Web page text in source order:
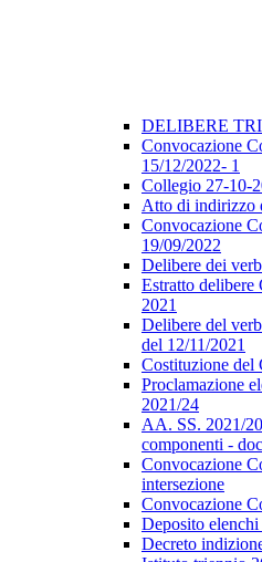
DELIBERE
Convocazione
15/12/2022- 1
Collegio 27-10-
Atto di indirizzo
Convocazione
19/09/2022
Delibere dei
Estratto
2021
Delibere del
del 12/11/2021
Costituzione del
Proclamazione
2021/24
AA. SS. 2021/
componenti -
Convocazione
intersezione
Convocazione
Deposito
Decreto